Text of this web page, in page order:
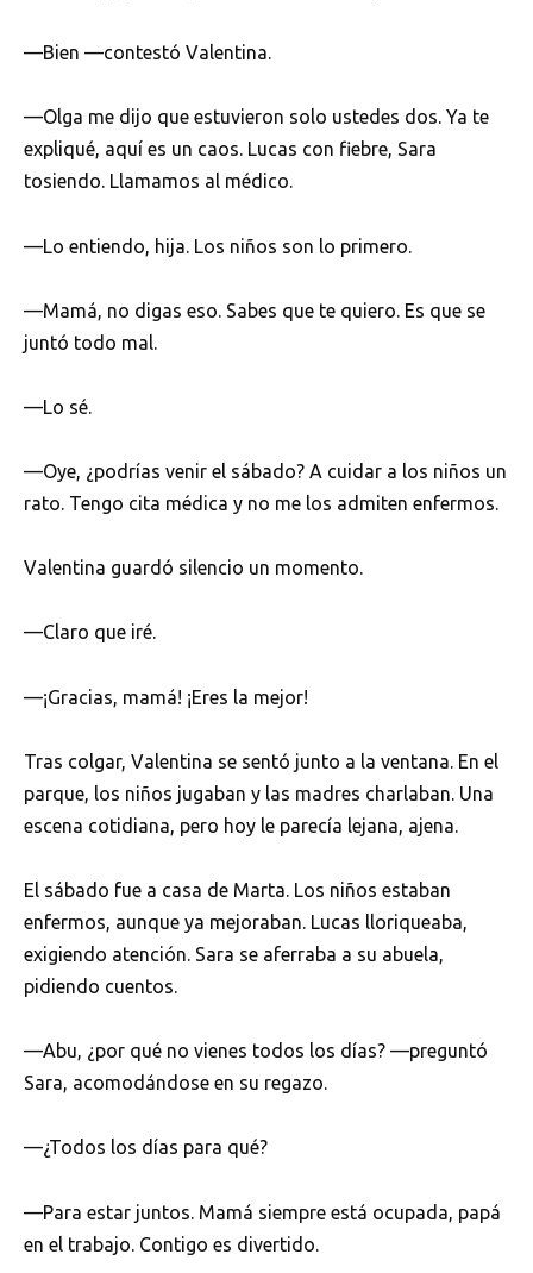
—Bien —contestó Valentina.
—Olga me dijo que estuvieron solo ustedes dos. Ya te
expliqué, aquí es un caos. Lucas con fiebre, Sara
tosiendo. Llamamos al médico.
—Lo entiendo, hija. Los niños son lo primero.
—Mamá, no digas eso. Sabes que te quiero. Es que se
juntó todo mal.
—Lo sé.
—Oye, ¿podrías venir el sábado? A cuidar a los niños un
rato. Tengo cita médica y no me los admiten enfermos.
Valentina guardó silencio un momento.
—Claro que iré.
—¡Gracias, mamá! ¡Eres la mejor!
Tras colgar, Valentina se sentó junto a la ventana. En el
parque, los niños jugaban y las madres charlaban. Una
escena cotidiana, pero hoy le parecía lejana, ajena.
El sábado fue a casa de Marta. Los niños estaban
enfermos, aunque ya mejoraban. Lucas lloriqueaba,
exigiendo atención. Sara se aferraba a su abuela,
pidiendo cuentos.
—Abu, ¿por qué no vienes todos los días? —preguntó
Sara, acomodándose en su regazo.
—¿Todos los días para qué?
—Para estar juntos. Mamá siempre está ocupada, papá
en el trabajo. Contigo es divertido.